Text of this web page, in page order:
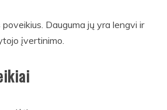
Dauguma jų yra lengvi ir
įvertinimo.